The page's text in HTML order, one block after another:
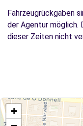
Fahrzeugrückgaben
der Agentur möglich.
dieser Zeiten nicht
+